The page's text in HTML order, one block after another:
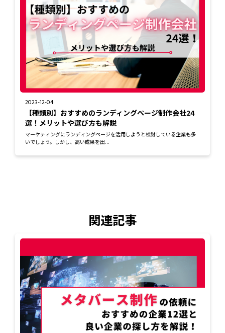
2023-12-04
【種類別】おすすめのランディングページ制作会社24
選！メリットや選び方も解説
マーケティングにランディングページを活用しようと検討している企業も多
いでしょう。しかし、高い成果を出...
関連記事